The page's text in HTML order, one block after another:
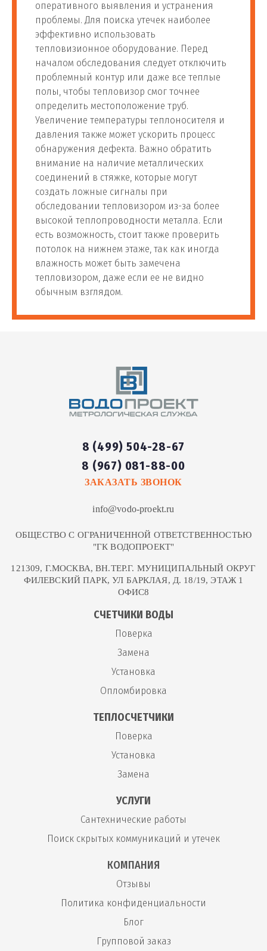
оперативного выявления и устранения
проблемы. Для поиска утечек наиболее
эффективно использовать
тепловизионное оборудование. Перед
началом обследования следует отключить
проблемный контур или даже все теплые
полы, чтобы тепловизор смог точнее
определить местоположение труб.
Увеличение температуры теплоносителя и
давления также может ускорить процесс
обнаружения дефекта. Важно обратить
внимание на наличие металлических
соединений в стяжке, которые могут
создать ложные сигналы при
обследовании тепловизором из-за более
высокой теплопроводности металла. Если
есть возможность, стоит также проверить
потолок на нижнем этаже, так как иногда
влажность может быть замечена
тепловизором, даже если ее не видно
обычным взглядом.
8 (499) 504-28-67
8 (967) 081-88-00
ЗАКАЗАТЬ ЗВОНОК
info@vodo-proekt.ru
ОБЩЕСТВО С ОГРАНИЧЕННОЙ ОТВЕТСТВЕННОСТЬЮ
"ГК ВОДОПРОЕКТ"
121309, Г.МОСКВА, ВН.ТЕР.Г. МУНИЦИПАЛЬНЫЙ ОКРУГ
ФИЛЕВСКИЙ ПАРК, УЛ БАРКЛАЯ, Д. 18/19, ЭТАЖ 1
ОФИС8
СЧЕТЧИКИ ВОДЫ
Поверка
Замена
Установка
Опломбировка
ТЕПЛОСЧЕТЧИКИ
Поверка
Установка
Замена
УСЛУГИ
Сантехнические работы
Поиск скрытых коммуникаций и утечек
КОМПАНИЯ
Отзывы
Политика конфиденциальности
Блог
Групповой заказ